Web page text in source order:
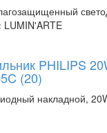
LUMIN'ARTE
PHILIPS
(20)
накладной,